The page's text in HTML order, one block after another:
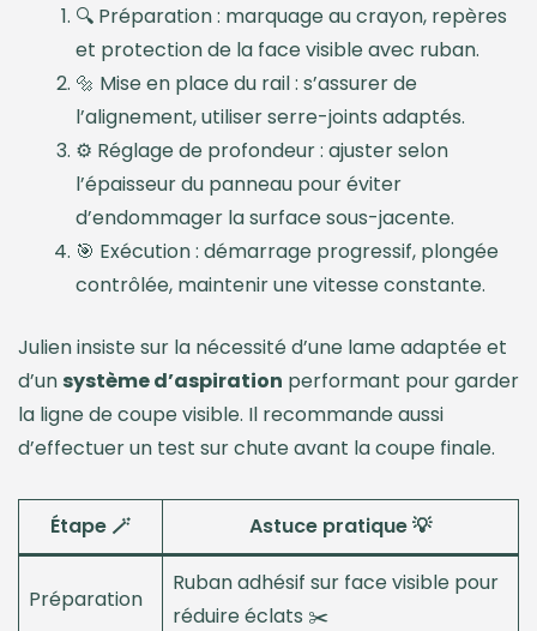
🔍 Préparation : marquage au crayon, repères
et protection de la face visible avec ruban.
🔩 Mise en place du rail : s’assurer de
l’alignement, utiliser serre-joints adaptés.
⚙️ Réglage de profondeur : ajuster selon
l’épaisseur du panneau pour éviter
d’endommager la surface sous-jacente.
🎯 Exécution : démarrage progressif, plongée
contrôlée, maintenir une vitesse constante.
Julien insiste sur la nécessité d’une lame adaptée et
d’un système d’aspiration performant pour garder
la ligne de coupe visible. Il recommande aussi
d’effectuer un test sur chute avant la coupe finale.
Étape 🪄 Astuce pratique 💡
Préparation
Ruban adhésif sur face visible pour
réduire éclats ✂️